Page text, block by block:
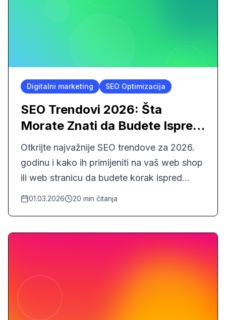
Digitalni marketing SEO Optimizacija
SEO Trendovi 2026: Šta
Morate Znati da Budete Ispred
Konkurencije
Otkrijte najvažnije SEO trendove za 2026.
godinu i kako ih primijeniti na vaš web shop
ili web stranicu da budete korak ispred
konkurencije.
01.03.2026 20 min čitanja